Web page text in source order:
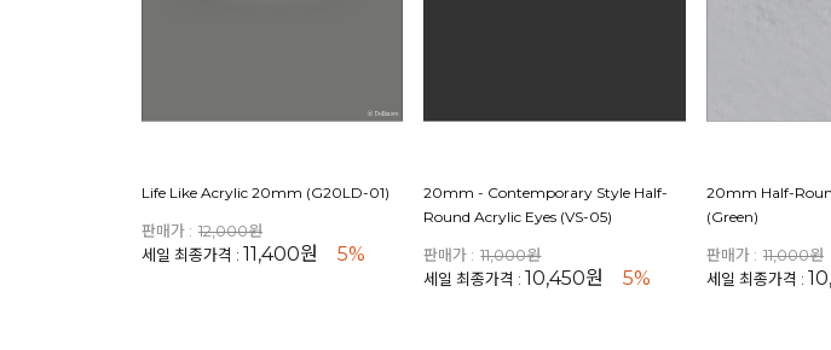
Life Like Acrylic 20mm (G20LD-01)
판매가 : 12,000원
세일 최종가격 : 11,400원 5%
20mm - Contemporary Style Half-
Round Acrylic Eyes (VS-05)
판매가 : 11,000원
세일 최종가격 : 10,450원 5%
20mm Half-
(Green)
판매가 : 11,000원
세일 최종가격 :